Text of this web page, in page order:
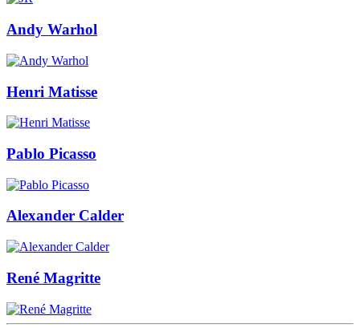
Andy Warhol
Henri Matisse
Pablo Picasso
Alexander Calder
René Magritte